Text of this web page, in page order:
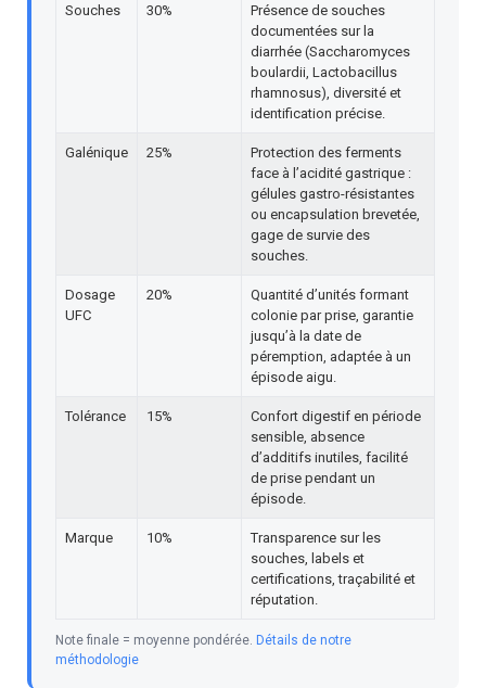
Souches 30%
Présence de souches
documentées sur la
diarrhée (Saccharomyces
boulardii, Lactobacillus
rhamnosus), diversité et
identification précise.
Galénique 25%
Protection des ferments
face à l’acidité gastrique :
gélules gastro-résistantes
ou encapsulation brevetée,
gage de survie des
souches.
Dosage
UFC
20%
Quantité d’unités formant
colonie par prise, garantie
jusqu’à la date de
péremption, adaptée à un
épisode aigu.
Tolérance 15%
Confort digestif en période
sensible, absence
d’additifs inutiles, facilité
de prise pendant un
épisode.
Marque 10%
Transparence sur les
souches, labels et
certifications, traçabilité et
réputation.
Note finale = moyenne pondérée. Détails de notre
méthodologie